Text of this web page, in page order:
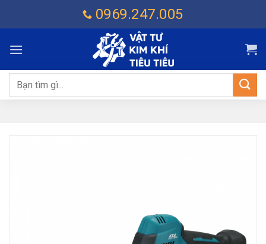
dung
0969.247.005
Tìm
kiếm: